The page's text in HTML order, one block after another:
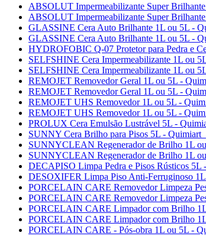
ABSOLUT Impermeabilizante Super
ABSOLUT Impermeabilizante Super
GLASSINE Cera Auto Brilhante 1L ou 5L -
GLASSINE Cera Auto Brilhante 1L ou 5L -
HYDROFOBIC Q-07 Protetor para Pedra e
SELFSHINE Cera Impermeabilizante 1L ou
SELFSHINE Cera Impermeabilizante 1L ou
REMOJET Removedor Geral 1L ou 5L -
REMOJET Removedor Geral 1L ou 5L -
REMOJET UHS Removedor 1L ou 5L -
REMOJET UHS Removedor 1L ou 5L -
PROLUX Cera Emulsão Lustrável 5L -
SUNNY Cera Brilho para Pisos 5L - Quimiart
SUNNYCLEAN Regenerador de Brilho 1L
SUNNYCLEAN Regenerador de Brilho 1L
DECAPISO Limpa Pedra e Pisos Rústicos 5L
DESOXIFER Limpa Piso Anti-Ferruginoso
PORCELAIN CARE Removedor Limpeza
PORCELAIN CARE Removedor Limpeza
PORCELAIN CARE Limpador com Brilho
PORCELAIN CARE Limpador com Brilho
PORCELAIN CARE - Pós-obra 1L ou 5L -